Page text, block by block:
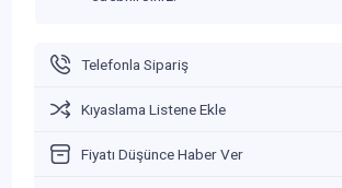
Telefonla Sipariş
Kıyaslama Listene Ekle
Fiyatı Düşünce Haber Ver